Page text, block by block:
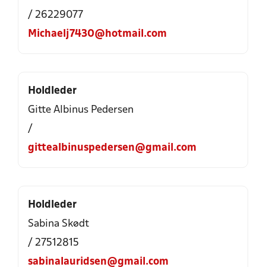
/ 26229077
Michaelj7430@hotmail.com
Holdleder
Gitte Albinus Pedersen
/
gittealbinuspedersen@gmail.com
Holdleder
Sabina Skødt
/ 27512815
sabinalauridsen@gmail.com